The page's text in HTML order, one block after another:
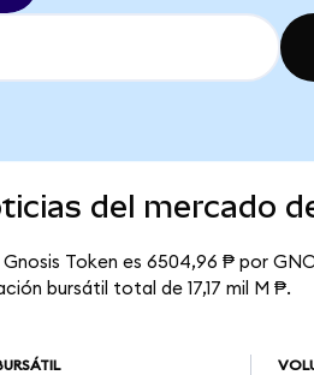
del mercado
Token es 6504,96 ₱ por
bursátil total de 17,17 mil M ₱.